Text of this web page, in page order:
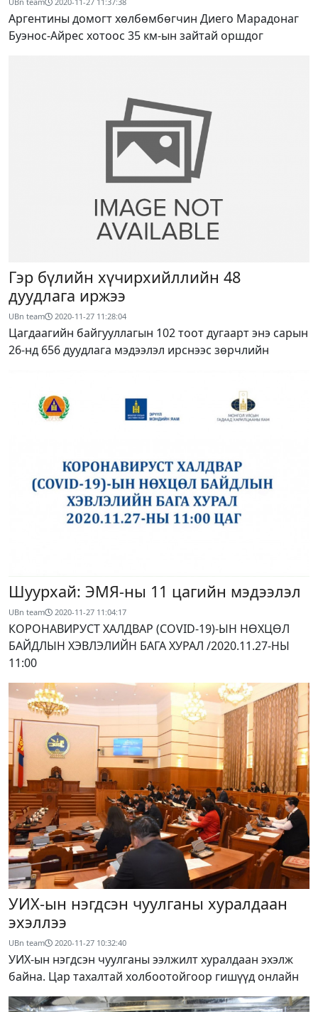
Аргентины домогт хөлбөмбөгчин Диего Марадонаг
Буэнос-Айрес хотоос 35 км-ын зайтай оршдог
Гэр бүлийн хүчирхийллийн 48
дуудлага иржээ
UBn team 2020-11-27 11:28:04
Цагдаагийн байгууллагын 102 тоот дугаарт энэ сарын
26-нд 656 дуудлага мэдээлэл ирснээс зөрчлийн
Шуурхай: ЭМЯ-ны 11 цагийн мэдээлэл
UBn team 2020-11-27 11:04:17
КОРОНАВИРУСТ ХАЛДВАР (COVID-19)-ЫН НӨХЦӨЛ
БАЙДЛЫН ХЭВЛЭЛИЙН БАГА ХУРАЛ /2020.11.27-НЫ
11:00
УИХ-ын нэгдсэн чуулганы хуралдаан
эхэллээ
UBn team 2020-11-27 10:32:40
УИХ-ын нэгдсэн чуулганы ээлжилт хуралдаан эхэлж
байна. Цар тахалтай холбоотойгоор гишүүд онлайн